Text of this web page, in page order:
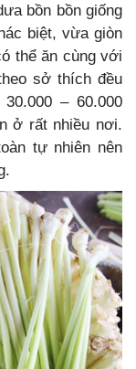
bồn bồn giống
biệt, vừa giòn
thể ăn cùng với
sở thích đều
– 60.000
ở rất nhiều nơi.
tự nhiên nên